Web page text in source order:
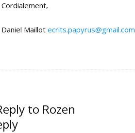
Cordialement,
Daniel Maillot ecrits.papyrus@gmail.com
to Rozen